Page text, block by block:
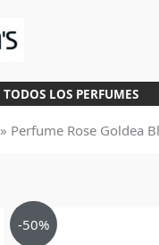
TODOS LOS PERFUMES
» Perfume Rose Goldea
-50%